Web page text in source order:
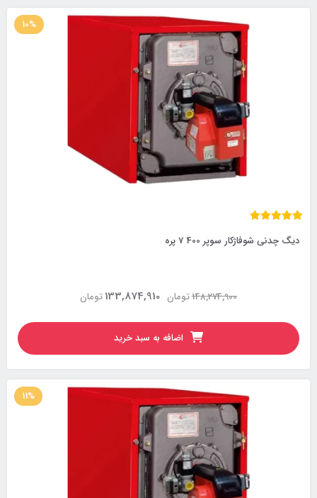
10%
دیگ چدنی شوفاژکار سوپر 400 7 پره
تومان148,274,900 تومان133,874,910
اضافه به سبد خرید
11%